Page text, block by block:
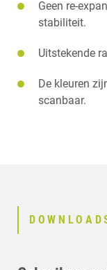
Geen re-
stabiliteit.
Uitstekende
De kleuren
scanbaar.